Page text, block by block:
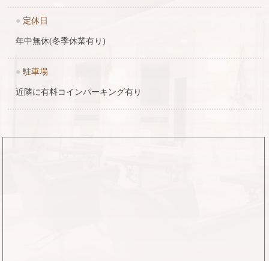
● 定休日
年中無休(冬季休業有り)
● 駐車場
近隣に有料コインパーキング有り